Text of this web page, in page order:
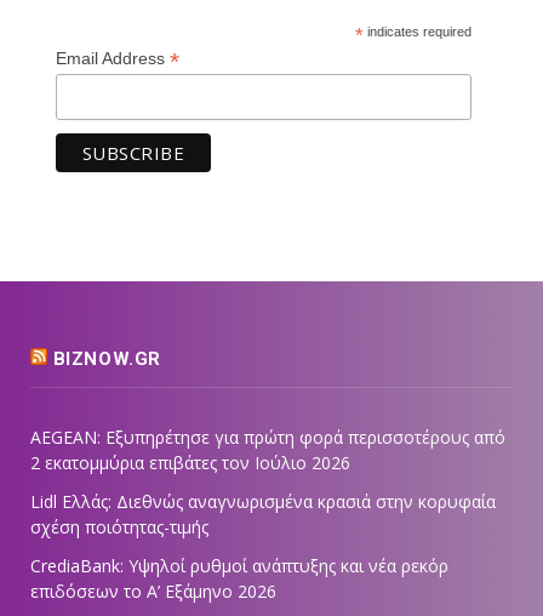
*indicates required
Email Address *
BIZNOW.GR
AEGEAN: Εξυπηρέτησε για πρώτη φορά περισσοτέρους από
2 εκατομμύρια επιβάτες τον Ιούλιο 2026
Lidl Ελλάς: Διεθνώς αναγνωρισμένα κρασιά στην κορυφαία
σχέση ποιότητας-τιμής
CrediaBank: Υψηλοί ρυθμοί ανάπτυξης και νέα ρεκόρ
επιδόσεων το Α’ Εξάμηνο 2026